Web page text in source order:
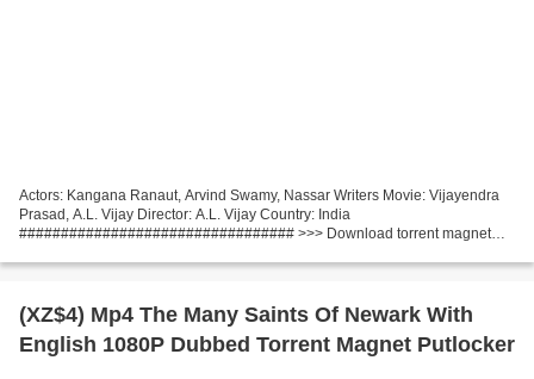
Actors: Kangana Ranaut, Arvind Swamy, Nassar Writers Movie: Vijayendra
Prasad, A.L. Vijay Director: A.L. Vijay Country: India
################################# >>> Download torrent magnet
(XZ$4) Mp4 The Many Saints Of Newark With
English 1080P Dubbed Torrent Magnet Putlocker